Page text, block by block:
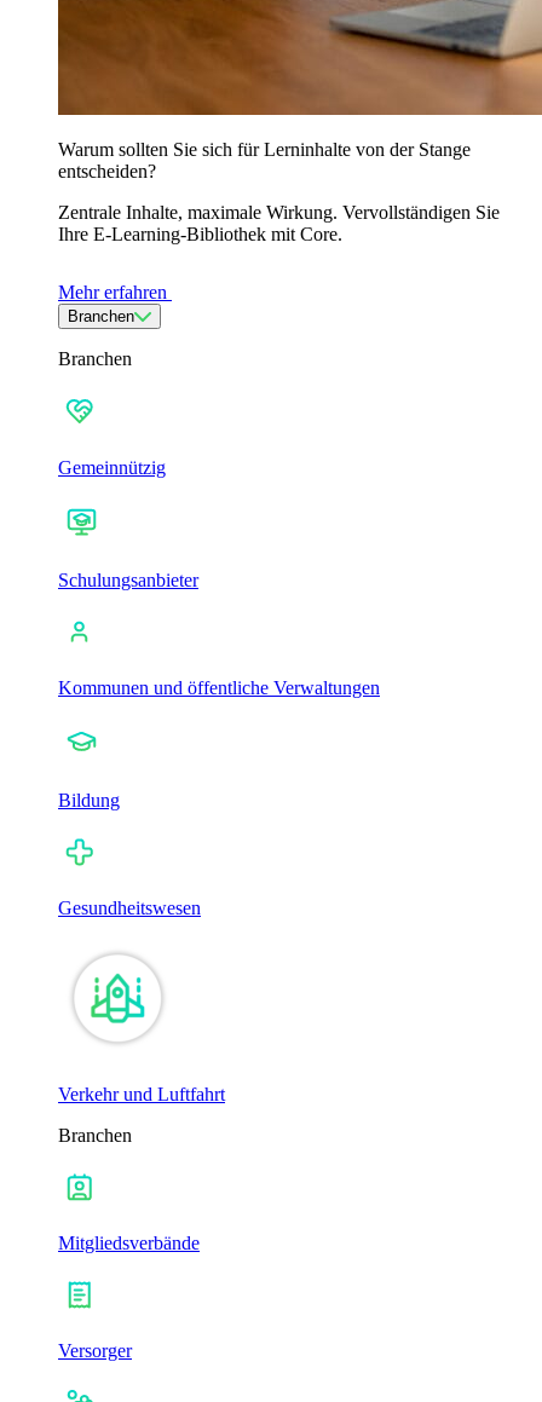
Warum sollten Sie sich für Lerninhalte von der Stange
entscheiden?
Zentrale Inhalte, maximale Wirkung. Vervollständigen Sie
Ihre E-Learning-Bibliothek mit Core.
Mehr erfahren
Branchen
Branchen
Gemeinnützig
Schulungsanbieter
Kommunen und öffentliche Verwaltungen
Bildung
Gesundheitswesen
Verkehr und Luftfahrt
Branchen
Mitgliedsverbände
Versorger